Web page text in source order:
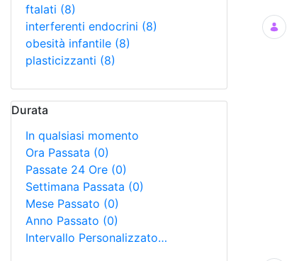
ftalati (8)
interferenti endocrini (8)
obesità infantile (8)
plasticizzanti (8)
Durata
In qualsiasi momento
Ora Passata (0)
Passate 24 Ore (0)
Settimana Passata (0)
Mese Passato (0)
Anno Passato (0)
Intervallo Personalizzato…